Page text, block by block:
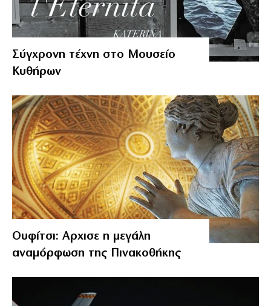
Σύγχρονη τέχνη στο Μουσείο
Κυθήρων
Ουφίτσι: Αρχισε η μεγάλη
αναμόρφωση της Πινακοθήκης